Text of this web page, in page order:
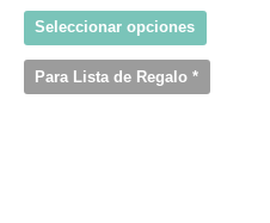
Seleccionar opciones producto
Para Lista de Regalo *